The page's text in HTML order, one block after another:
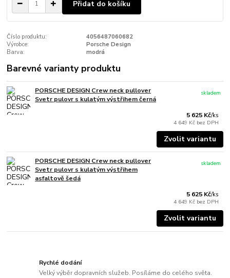
Přidat do košíku
Číslo produktu:
4056487060682
Výrobce:
Porsche Design
Barva:
modrá
Barevné varianty produktu
PORSCHE DESIGN Crew neck pullover
Svetr pulovr s kulatým výstřihem černá
5 625 Kč/ks
4 649 Kč bez DPH
skladem
Zvolit variantu
PORSCHE DESIGN Crew neck pullover
Svetr pulovr s kulatým výstřihem
asfaltově šedá
5 625 Kč/ks
4 649 Kč bez DPH
skladem
Zvolit variantu
Rychlé dodání
Velký výběr dopravních služeb. Posíláme do celého světa.